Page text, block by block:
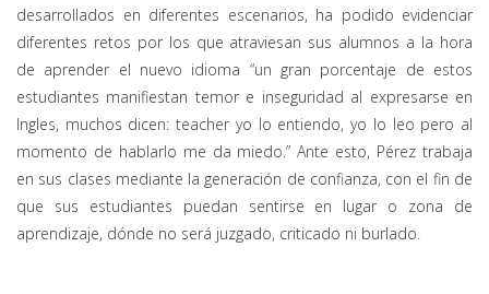
desarrollados en diferentes escenarios, ha podido evidenciar
diferentes retos por los que atraviesan sus alumnos a la hora
de aprender el nuevo idioma “un gran porcentaje de estos
estudiantes manifiestan temor e inseguridad al expresarse en
Ingles, muchos dicen: teacher yo lo entiendo, yo lo leo pero al
momento de hablarlo me da miedo.” Ante esto, Pérez trabaja
en sus clases mediante la generación de confianza, con el fin de
que sus estudiantes puedan sentirse en lugar o zona de
aprendizaje, dónde no será juzgado, criticado ni burlado.